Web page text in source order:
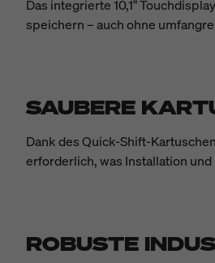
Das integrierte 10,1"
speichern – auch ohne
SAUBERE
Dank des Quick-Shift-
erforderlich, was Installation
ROBUSTE